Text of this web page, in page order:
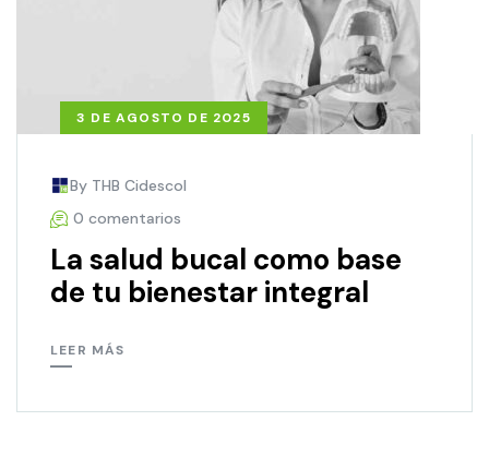
3 DE AGOSTO DE 2025
By THB Cidescol
0 comentarios
La salud bucal como base
de tu bienestar integral
LEER MÁS